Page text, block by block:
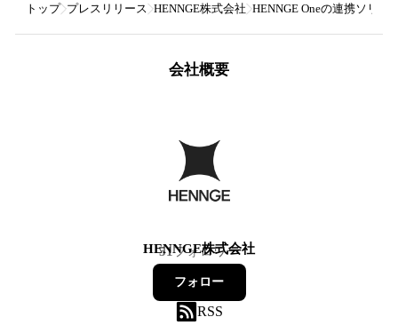
トップ プレスリリース HENNGE株式会社 HENNGE Oneの連携ソリュ
会社概要
HENNGE株式会社
51フォロワー
フォロー
RSS